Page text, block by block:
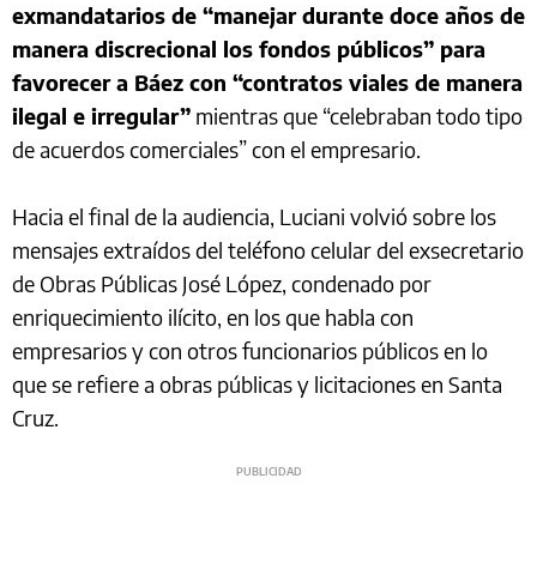
exmandatarios de “manejar durante doce años de
manera discrecional los fondos públicos” para
favorecer a Báez con “contratos viales de manera
ilegal e irregular” mientras que “celebraban todo tipo
de acuerdos comerciales” con el empresario.
Hacia el final de la audiencia, Luciani volvió sobre los
mensajes extraídos del teléfono celular del exsecretario
de Obras Públicas José López, condenado por
enriquecimiento ilícito, en los que habla con
empresarios y con otros funcionarios públicos en lo
que se refiere a obras públicas y licitaciones en Santa
Cruz.